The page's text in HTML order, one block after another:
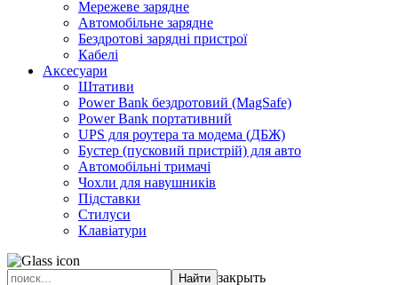
Мережеве зарядне
Автомобільне зарядне
Бездротові зарядні пристрої
Кабелі
Аксесуари
Штативи
Power Bank бездротовий (MagSafe)
Power Bank портативний
UPS для роутера та модема (ДБЖ)
Бустер (пусковий пристрій) для авто
Автомобільні тримачі
Чохли для навушників
Підставки
Стилуси
Клавіатури
закрыть